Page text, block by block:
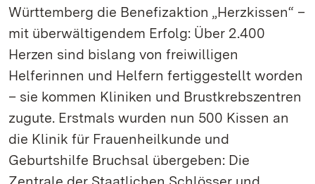
Württemberg die Benefizaktion „Herzkissen“ –
mit überwältigendem Erfolg: Über 2.400
Herzen sind bislang von freiwilligen
Helferinnen und Helfern fertiggestellt worden
– sie kommen Kliniken und Brustkrebszentren
zugute. Erstmals wurden nun 500 Kissen an
die Klinik für Frauenheilkunde und
Geburtshilfe Bruchsal übergeben: Die